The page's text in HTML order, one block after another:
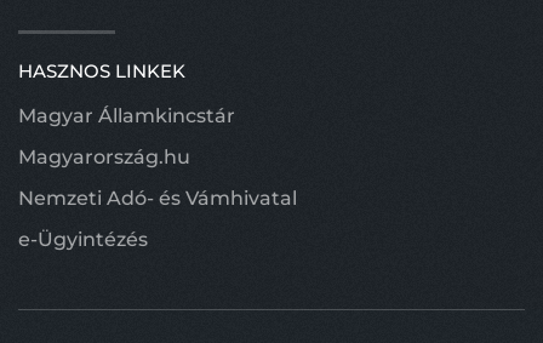
HASZNOS LINKEK
Magyar Államkincstár
Magyarország.hu
Nemzeti Adó- és Vámhivatal
e-Ügyintézés